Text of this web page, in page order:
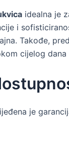
idealna je
i
Takođe,
cijelog
je